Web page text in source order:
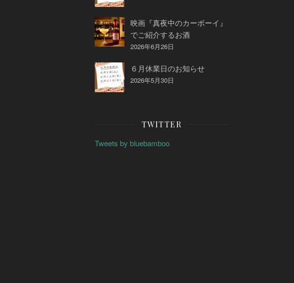
映画『真夜中のカーボーイ』
でご紹介するお酒
2026年6月26日
６月休業日のお知らせ
2026年5月30日
TWITTER
Tweets by bluebamboo